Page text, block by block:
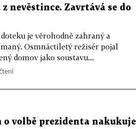
nevěstince. Zavrtává se do
je věrohodně zahraný a
Osmnáctiletý režisér pojal
domov jako soustavu...
volbě prezidenta nakukuje